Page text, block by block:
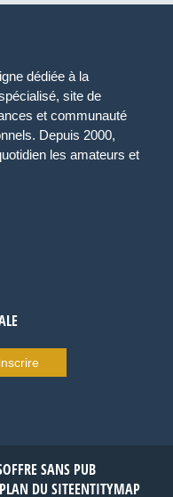
dédiée à la
site de
et communauté
Depuis 2000,
les amateurs et
OFFRE SANS PUB
PLAN DU SITEENTITYMAP